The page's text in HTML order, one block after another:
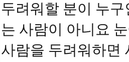
두려워할 분이 누
는 사람이 아니요
사람을 두려워하면